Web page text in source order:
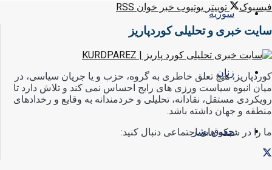
سوریه
زنان
حقوق بشر
فیسبوک
توییتر یوتیوب خبر خوان RSS
سایت خبری و تحلیلی کوردپاریز
کوردپاریز، هیچ تعلق خاطری به گروه، حزب و یا جریان سیاسی، در
میان انبوه سیاست ورزی های رایج احساس نمی کند و تلاش دارد تا
رویکردی مستقل، نقادانه، تحلیلی و خردمندانه به وقایع و رخدادهای
منطقه و جهان داشته باشد.
ما را در شبکه های اجتماعی دنبال کنید: